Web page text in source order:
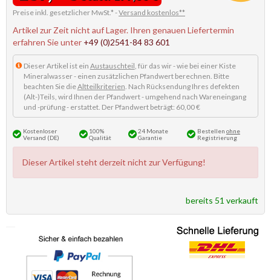
Preise inkl. gesetzlicher MwSt.* -Versand kostenlos**
Artikel zur Zeit nicht auf Lager. Ihren genauen Liefertermin
erfahren Sie unter +49 (0)2541-84 83 601
Dieser Artikel ist ein Austauschteil , für das wir - wie bei einer Kiste
Mineralwasser - einen zusätzlichen Pfandwert berechnen. Bitte
beachten Sie dieAltteilkriterien . Nach Rücksendung Ihres defekten
(Alt-)Teils, wird Ihnen der Pfandwert - umgehend nach Wareneingang
und -prüfung - erstattet. Der Pfandwert beträgt: 60,00 €
Kostenloser
Versand (DE)
100%
Qualität
24 Monate
Garantie
Bestellen ohne
Registrierung
Dieser Artikel steht derzeit nicht zur Verfügung!
bereits 51 verkauft